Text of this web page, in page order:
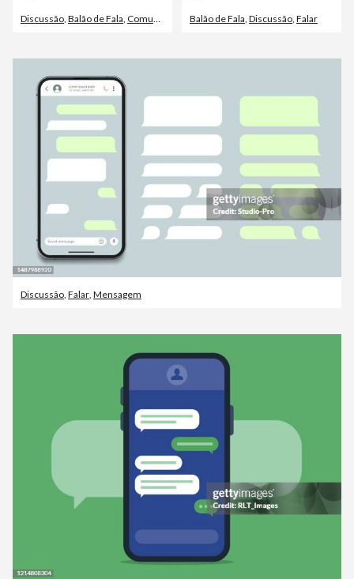
Discussão Balão de Fala Comunicação Balão de Fala Discussão Falar
Discussão, Falar, Mensagem